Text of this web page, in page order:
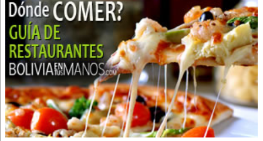
Ropa
Ropa de Trabajo
Uniformes escolares
Uniformes para colegios
Uniformes para empresas
Uniformes deportivos
Uniformes
Overoles